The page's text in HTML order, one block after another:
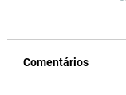
Comentários